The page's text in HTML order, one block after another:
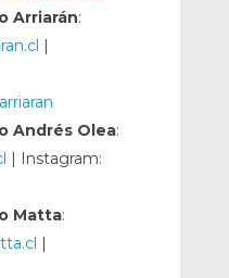
Arriarán:
|
Andrés Olea:
| Instagram:
Matta:
|